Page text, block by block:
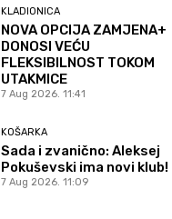
KLADIONICA
NOVA OPCIJA ZAMJENA+
DONOSI VEĆU
FLEKSIBILNOST TOKOM
UTAKMICE
7 Aug 2026. 11:41
KOŠARKA
Sada i zvanično: Aleksej
Pokuševski ima novi klub!
7 Aug 2026. 11:09